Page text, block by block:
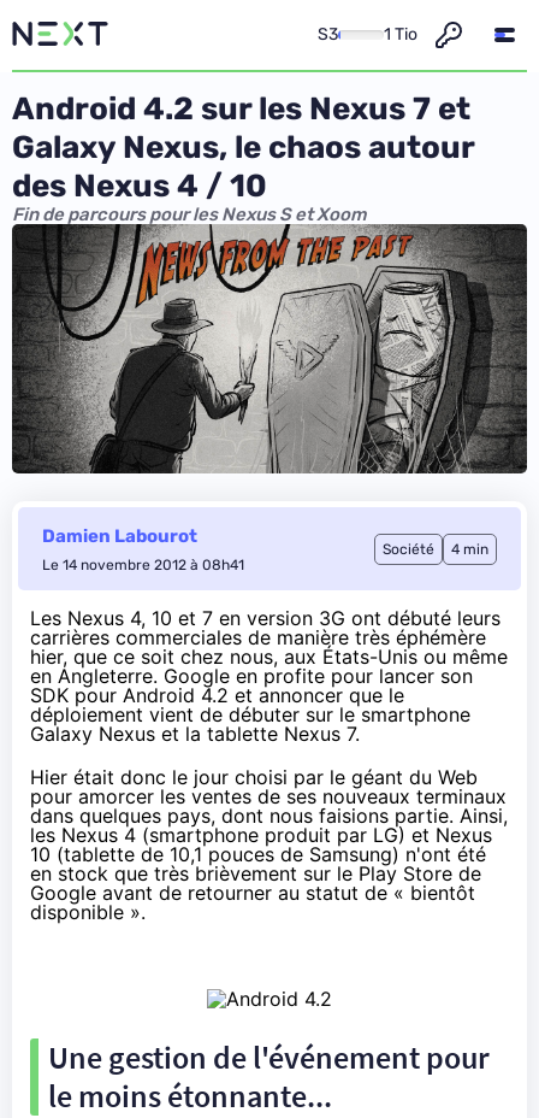
S3 1 Tio
Android 4.2 sur les Nexus 7 et
Galaxy Nexus, le chaos autour
des Nexus 4 / 10
Fin de parcours pour les Nexus S et Xoom
Damien Labourot
Le 14 novembre 2012 à 08h41
Société 4 min
Les Nexus 4, 10 et 7 en version 3G ont débuté leurs
carrières commerciales de manière très éphémère
hier, que ce soit chez nous, aux États-Unis ou même
en Angleterre. Google en profite pour lancer son
SDK pour Android 4.2 et annoncer que le
déploiement vient de débuter sur le smartphone
Galaxy Nexus et la tablette Nexus 7.
Hier était donc le jour choisi par le géant du Web
pour amorcer les ventes de ses nouveaux terminaux
dans quelques pays, dont nous faisions partie. Ainsi,
les Nexus 4 (smartphone produit par LG) et Nexus
10 (tablette de 10,1 pouces de Samsung) n'ont été
en stock que très brièvement sur le Play Store de
Google avant de retourner au statut de « bientôt
disponible ».
Une gestion de l'événement pour
le moins étonnante...